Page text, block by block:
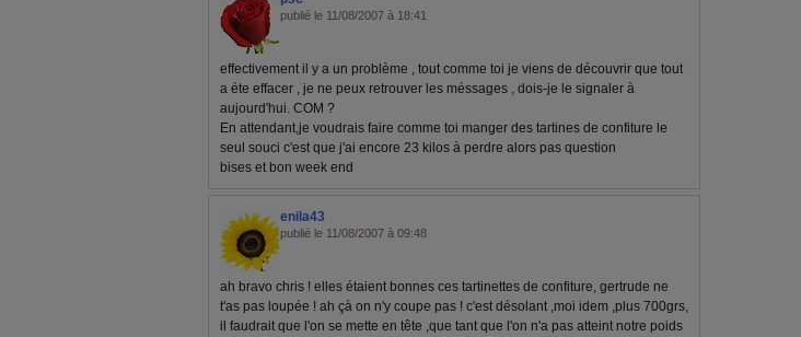
publié le 11/08/2007 à 18:41
effectivement il y a un problème , tout comme toi je viens de découvrir que tout
a éte effacer , je ne peux retrouver les méssages , dois-je le signaler à
aujourd'hui. COM ?
En attendant,je voudrais faire comme toi manger des tartines de confiture le
seul souci c'est que j'ai encore 23 kilos à perdre alors pas question
bises et bon week end
enila43
publié le 11/08/2007 à 09:48
ah bravo chris ! elles étaient bonnes ces tartinettes de confiture, gertrude ne
t'as pas loupée ! ah çà on n'y coupe pas ! c'est désolant ,moi idem ,plus 700grs,
il faudrait que l'on se mette en tête ,que tant que l'on n'a pas atteint notre poids